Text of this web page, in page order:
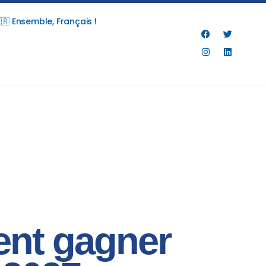
Ensemble, Français !
gagner